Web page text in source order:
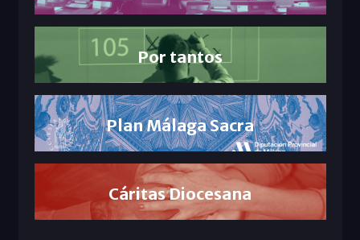
Por tantos
Plan Málaga Sacra
Cáritas Diocesana